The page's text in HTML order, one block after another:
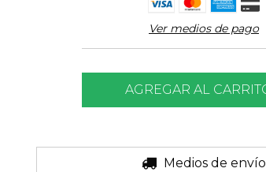
Ver medios de pago
Entregas para el CP: Medios de envío